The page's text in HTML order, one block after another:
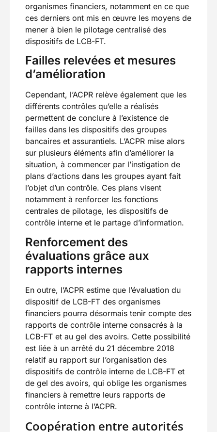
organismes financiers, notamment en ce que
ces derniers ont mis en œuvre les moyens de
mener à bien le pilotage centralisé des
dispositifs de LCB-FT.
Failles relevées et mesures
d’amélioration
Cependant, l’ACPR relève également que les
différents contrôles qu’elle a réalisés
permettent de conclure à l’existence de
failles dans les dispositifs des groupes
bancaires et assurantiels. L’ACPR mise alors
sur plusieurs éléments afin d’améliorer la
situation, à commencer par l’instigation de
plans d’actions dans les groupes ayant fait
l’objet d’un contrôle. Ces plans visent
notamment à renforcer les fonctions
centrales de pilotage, les dispositifs de
contrôle interne et le partage d’information.
Renforcement des
évaluations grâce aux
rapports internes
En outre, l’ACPR estime que l’évaluation du
dispositif de LCB-FT des organismes
financiers pourra désormais tenir compte des
rapports de contrôle interne consacrés à la
LCB-FT et au gel des avoirs. Cette possibilité
est liée à un arrêté du 21 décembre 2018
relatif au rapport sur l’organisation des
dispositifs de contrôle interne de LCB-FT et
de gel des avoirs, qui oblige les organismes
financiers à remettre leurs rapports de
contrôle interne à l’ACPR.
Coopération entre autorités